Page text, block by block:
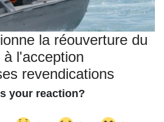
la réouverture du
l'acception
revendications